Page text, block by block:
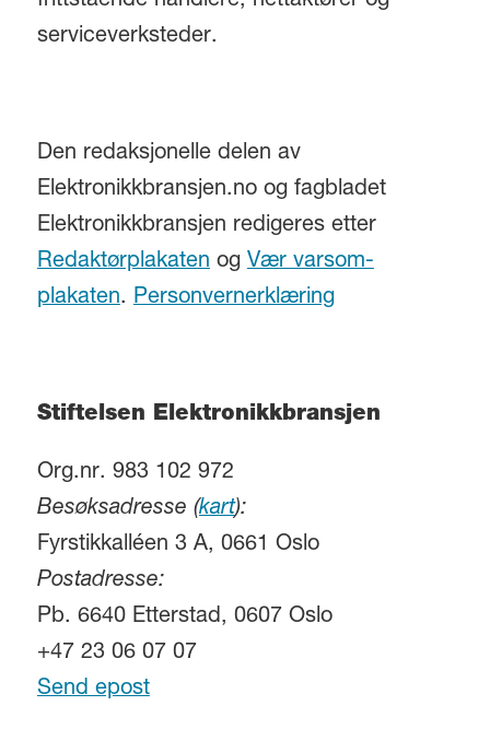
serviceverksteder.
Den redaksjonelle delen av
Elektronikkbransjen.no og fagbladet
Elektronikkbransjen redigeres etter
Redaktørplakaten og Vær varsom-
plakaten. Personvernerklæring
Stiftelsen Elektronikkbransjen
Org.nr. 983 102 972
Besøksadresse (kart):
Fyrstikkalléen 3 A, 0661 Oslo
Postadresse:
Pb. 6640 Etterstad, 0607 Oslo
+47 23 06 07 07
Send epost